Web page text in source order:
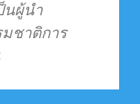
นผู้นำ
มชาติการ